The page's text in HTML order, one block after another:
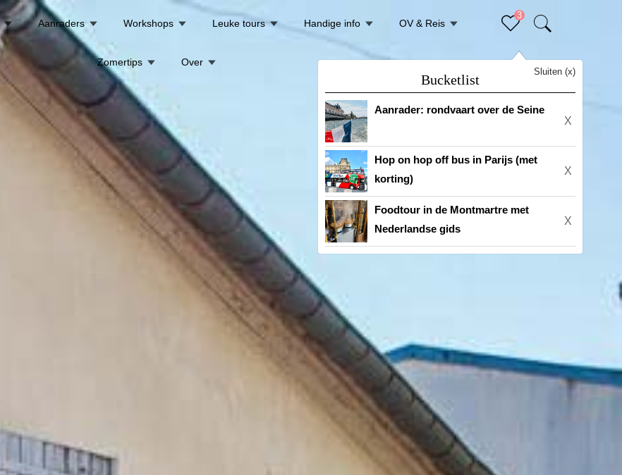
3
Aanraders Workshops Leuke tours Handige info OV & Reis
Zomertips Over
Bucketlist
Sluiten (x)
Aanrader: rondvaart over de Seine
X
Hop on hop off bus in Parijs (met
korting)
X
Foodtour in de Montmartre met
Nederlandse gids
X